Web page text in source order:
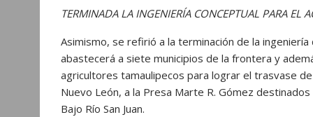
TERMINADA LA INGENIERÍA CONCEPTUAL PARA EL
Asimismo, se refirió a la terminación de la
abastecerá a siete municipios de la frontera y
agricultores tamaulipecos para lograr el trasvase
Nuevo León, a la Presa Marte R. Gómez
Bajo Río San Juan.